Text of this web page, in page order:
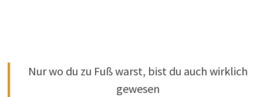
Nur wo du zu Fuß warst, bist du auch wirklich
gewesen